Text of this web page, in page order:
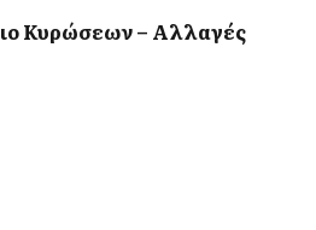
Κυρώσεων – Αλλαγές